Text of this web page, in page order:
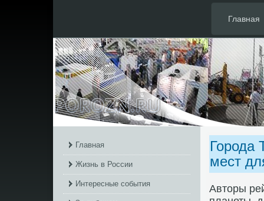
Главная
Главная
Жизнь в России
Интересные события
Города
мест
Авторы